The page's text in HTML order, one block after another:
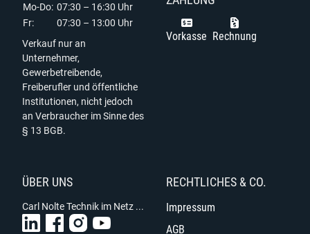
Mo-Do: 07:30 – 16:30 Uhr
Fr:
07:30 – 13:00 Uhr
Verkauf nur an
Unternehmer,
Gewerbetreibende,
Freiberufler und öffentliche
Institutionen, nicht jedoch
an Verbraucher im Sinne des
§ 13 BGB.
Vorkasse Rechnung
ÜBER UNS
Carl Nolte Technik im Netz ...
RECHTLICHES & CO.
Impressum
AGB